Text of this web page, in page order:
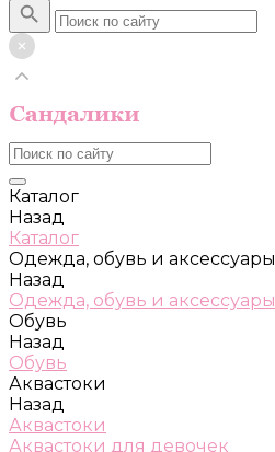
Каталог
Назад
Каталог
Одежда, обувь и аксессуары
Назад
Одежда, обувь и аксессуары
Обувь
Назад
Обувь
Аквастоки
Назад
Аквастоки
Аквастоки для девочек